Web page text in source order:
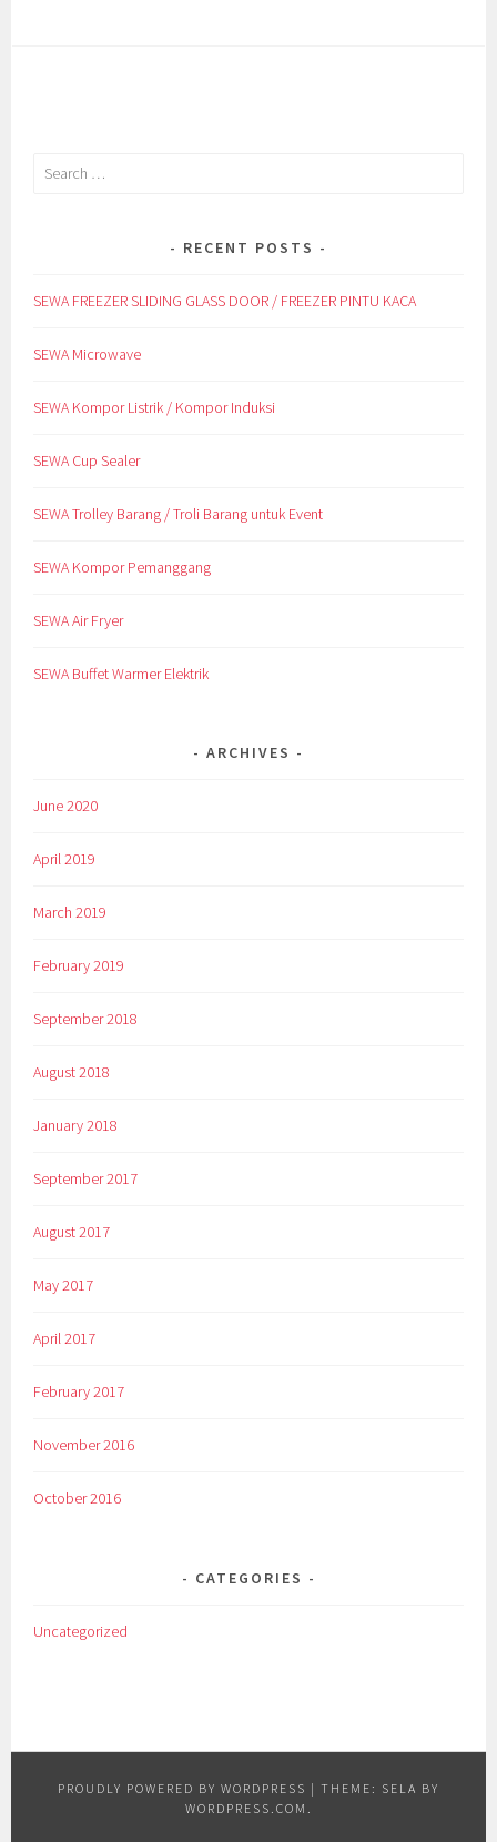
Search
RECENT POSTS
SEWA FREEZER SLIDING GLASS DOOR / FREEZER PINTU KACA
SEWA Microwave
SEWA Kompor Listrik / Kompor Induksi
SEWA Cup Sealer
SEWA Trolley Barang / Troli Barang untuk Event
SEWA Kompor Pemanggang
SEWA Air Fryer
SEWA Buffet Warmer Elektrik
ARCHIVES
June 2020
April 2019
March 2019
February 2019
September 2018
August 2018
January 2018
September 2017
August 2017
May 2017
April 2017
February 2017
November 2016
October 2016
CATEGORIES
Uncategorized
PROUDLY POWERED BY WORDPRESS | THEME: SELA BY
WORDPRESS.COM